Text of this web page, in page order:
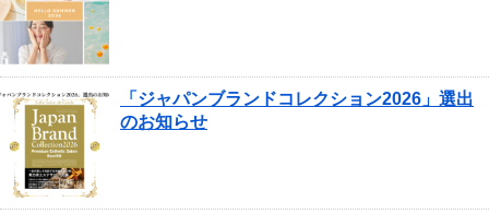
「ジャパンブランドコレクション2026」選出
のお知らせ